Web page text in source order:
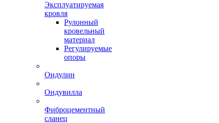
Эксплуатируемая
кровля
Рулонный
кровельный
материал
Регулируемые
опоры
Ондулин
Ондувилла
Фиброцементный
сланец